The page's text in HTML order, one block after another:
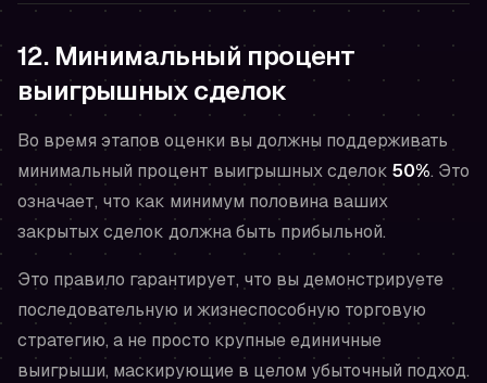
12. Минимальный процент
выигрышных сделок
Во время этапов оценки вы должны поддерживать
минимальный процент выигрышных сделок 50%. Это
означает, что как минимум половина ваших
закрытых сделок должна быть прибыльной.
Это правило гарантирует, что вы демонстрируете
последовательную и жизнеспособную торговую
стратегию, а не просто крупные единичные
выигрыши, маскирующие в целом убыточный подход.